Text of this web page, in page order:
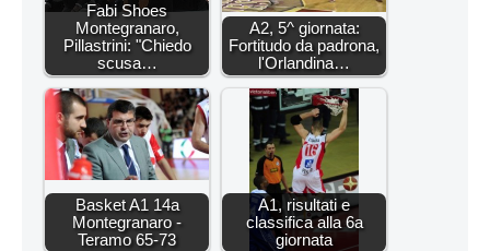
Fabi Shoes
Montegranaro,
Pillastrini: "Chiedo
scusa…
A2, 5^ giornata:
Fortitudo da padrona,
l'Orlandina…
Basket A1 14a
Montegranaro -
Teramo 65-73
A1, risultati e
classifica alla 6a
giornata